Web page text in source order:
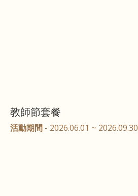
教師節套餐
活動期間 - 2026.06.01 ~ 2026.09.30